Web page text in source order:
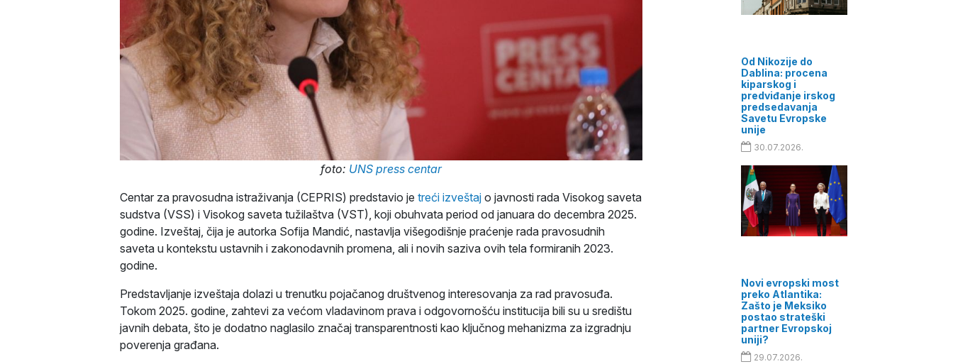
foto: UNS press centar
Centar za pravosudna istraživanja (CEPRIS) predstavio jetreći izveštaj o javnosti rada Visokog saveta
sudstva (VSS) i Visokog saveta tužilaštva (VST), koji obuhvata period od januara do decembra 2025.
godine. Izveštaj, čija je autorka Sofija Mandić, nastavlja višegodišnje praćenje rada pravosudnih
saveta u kontekstu ustavnih i zakonodavnih promena, ali i novih saziva ovih tela formiranih 2023.
godine.
Predstavljanje izveštaja dolazi u trenutku pojačanog društvenog interesovanja za rad pravosuđa.
Tokom 2025. godine, zahtevi za većom vladavinom prava i odgovornošću institucija bili su u središtu
javnih debata, što je dodatno naglasilo značaj transparentnosti kao ključnog mehanizma za izgradnju
poverenja građana.
Od Nikozije do
Dablina: procena
kiparskog i
predviđanje irskog
predsedavanja
Savetu Evropske
unije
30.07.2026.
Novi evropski most
preko Atlantika:
Zašto je Meksiko
postao strateški
partner Evropskoj
uniji?
29.07.2026.